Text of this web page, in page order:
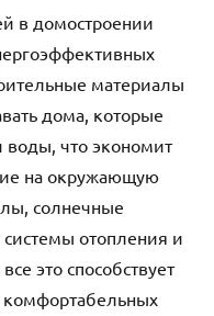
в домостроении
материалы
дома, которые
что экономит
на окружающую
солнечные
отопления и
это способствует